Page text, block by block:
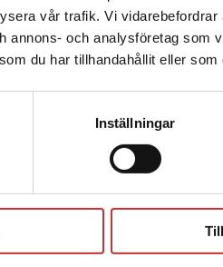
vår trafik. Vi
annons- och analysföretag som
du har tillhandahållit eller
Inställningar
enhet utanför Sverige. Vi
Sverige. För att kunna
leveransadressen vara i
i
i
Martin
Institutionen
didaktik vid
universitet.